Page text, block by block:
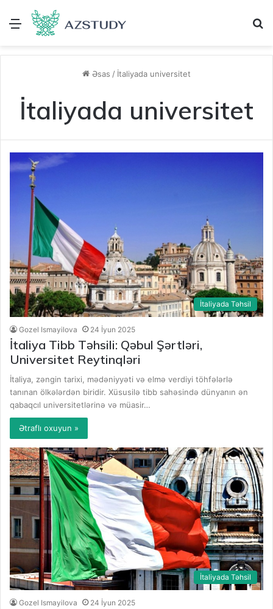
Menu
Əsas / İtaliyada universitet
İtaliyada universitet
İtaliyada Təhsil
Gozel Ismayilova 24 İyun 2025
İtaliya Tibb Təhsili: Qəbul Şərtləri,
Universitet Reytinqləri
İtaliya, zəngin tarixi, mədəniyyəti və elmə verdiyi töhfələrlə
tanınan ölkələrdən biridir. Xüsusilə tibb sahəsində dünyanın ən
qabaqcıl universitetlərinə və müasir…
Ətraflı oxuyun »
İtaliyada Təhsil
Gozel Ismayilova 24 İyun 2025